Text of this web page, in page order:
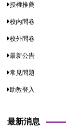
授權推薦
校內問卷
校外問卷
最新公告
常見問題
助教登入
最新消息